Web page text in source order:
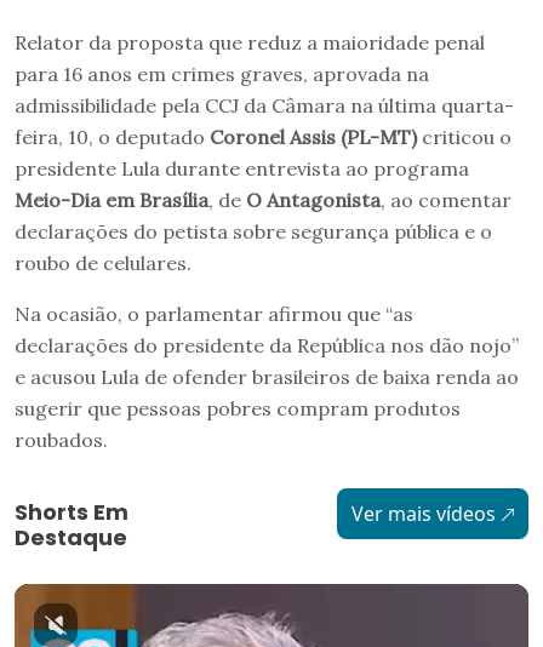
Relator da proposta que reduz a maioridade penal
para 16 anos em crimes graves, aprovada na
admissibilidade pela CCJ da Câmara na última quarta-
feira, 10, o deputado Coronel Assis (PL-MT)criticou o
presidente Lula durante entrevista ao programa
Meio-Dia em Brasília, de O Antagonista, ao comentar
declarações do petista sobre segurança pública e o
roubo de celulares.
Na ocasião, o parlamentar afirmou que “as
declarações do presidente da República nos dão nojo”
e acusou Lula de ofender brasileiros de baixa renda ao
sugerir que pessoas pobres compram produtos
roubados.
Shorts Em
Destaque
Ver mais vídeos